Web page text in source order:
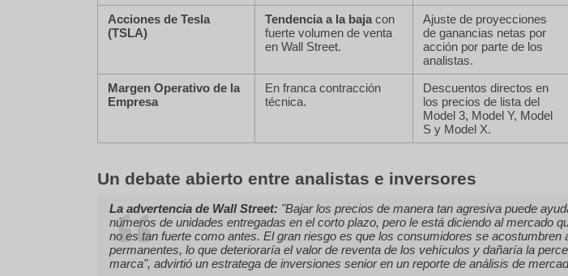
Acciones de Tesla
(TSLA)
Tendencia a la bajacon
fuerte volumen de venta
en Wall Street.
Ajuste de proyecciones
de ganancias netas por
acción por parte de los
analistas.
Margen Operativo de la
Empresa
En franca contracción
técnica.
Descuentos directos en
los precios de lista del
Model 3, Model Y, Model
S y Model X.
Un debate abierto entre analistas e inversores
La advertencia de Wall Street: "Bajar los precios de manera tan agresiva puede
números de unidades entregadas en el corto plazo, pero le está diciendo al mercado
no es tan fuerte como antes. El gran riesgo es que los consumidores se acostumbren
permanentes, lo que deterioraría el valor de reventa de los vehículos y dañaría la
marca", advirtió un estratega de inversiones senior en un reporte de análisis de